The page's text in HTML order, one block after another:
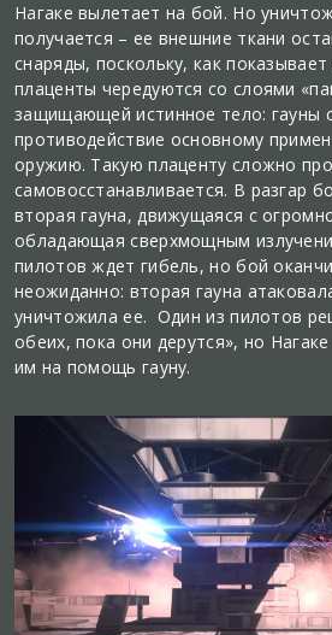
Нагаке вылетает на бой. Но
получается – ее внешние ткани
снаряды, поскольку, как
плаценты чередуются со слоями
защищающей истинное тело: гауны
противодействие основному
оружию. Такую плаценту сложно
самовосстанавливается. В разгар
вторая гауна, движущаяся с
обладающая сверхмощным
пилотов ждет гибель, но бой
неожиданно: вторая гауна
уничтожила ее. Один из пилотов
обеих, пока они дерутся», но
им на помощь гауну.